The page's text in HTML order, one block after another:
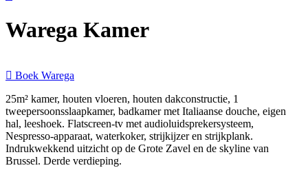
Warega Kamer
Boek Warega
25m² kamer, houten vloeren, houten dakconstructie, 1
tweepersoonsslaapkamer, badkamer met Italiaanse douche, eigen
hal, leeshoek. Flatscreen-tv met audioluidsprekersysteem,
Nespresso-apparaat, waterkoker, strijkijzer en strijkplank.
Indrukwekkend uitzicht op de Grote Zavel en de skyline van
Brussel. Derde verdieping.